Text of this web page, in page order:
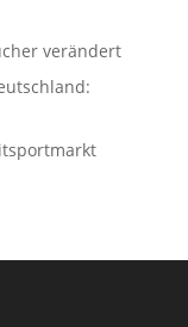
verändert